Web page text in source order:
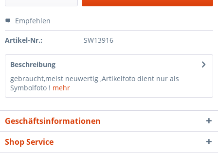
Empfehlen
Artikel-Nr.: SW13916
Beschreibung
gebraucht,meist neuwertig ,Artikelfoto dient nur als
Symbolfoto ! mehr
Geschäftsinformationen
Shop Service